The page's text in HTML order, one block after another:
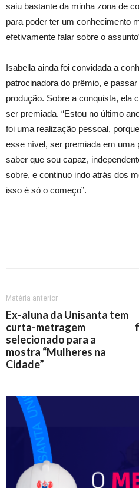
saiu bastante da minha zona de
para poder ter um conhecimento
efetivamente falar sobre o
Isabella ainda foi convidada a
patrocinadora do prêmio, e
produção. Sobre a conquista, ela
ser premiada. “Estou no último
foi uma realização pessoal,
esse nível, ser premiada em uma
saber que sou capaz,
sobre, e continuo indo atrás dos
isso é só o começo”.
Matéria anterior
Ex-aluna da Unisanta tem
curta-metragem
selecionado para a
mostra “Mulheres na
Cidade”